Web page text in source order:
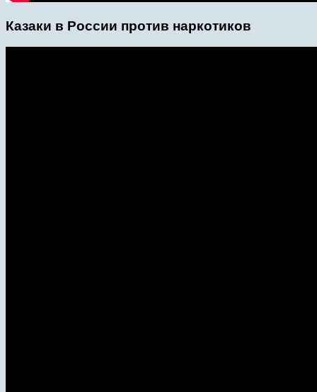
Казаки в России против наркотиков